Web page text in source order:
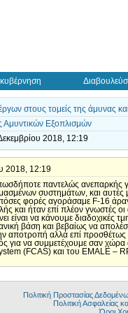
στους τομείς της άμυνας
Εξοπλισμών
2018, 12:19
2018, 12:19
παντελώς
συστημάτων, και
φορές αγοράσαμε F-16
και ήταν επί πλέον γνωστές
να κάνουμε διαδοχικές
βάση και βεβαίως να
αποτροπή αλλά επί
για να συμμετέχουμε σαν
(FCAS) και του EMALE –
Πολιτική Προστασίας
Πολιτική Ασφαλείας